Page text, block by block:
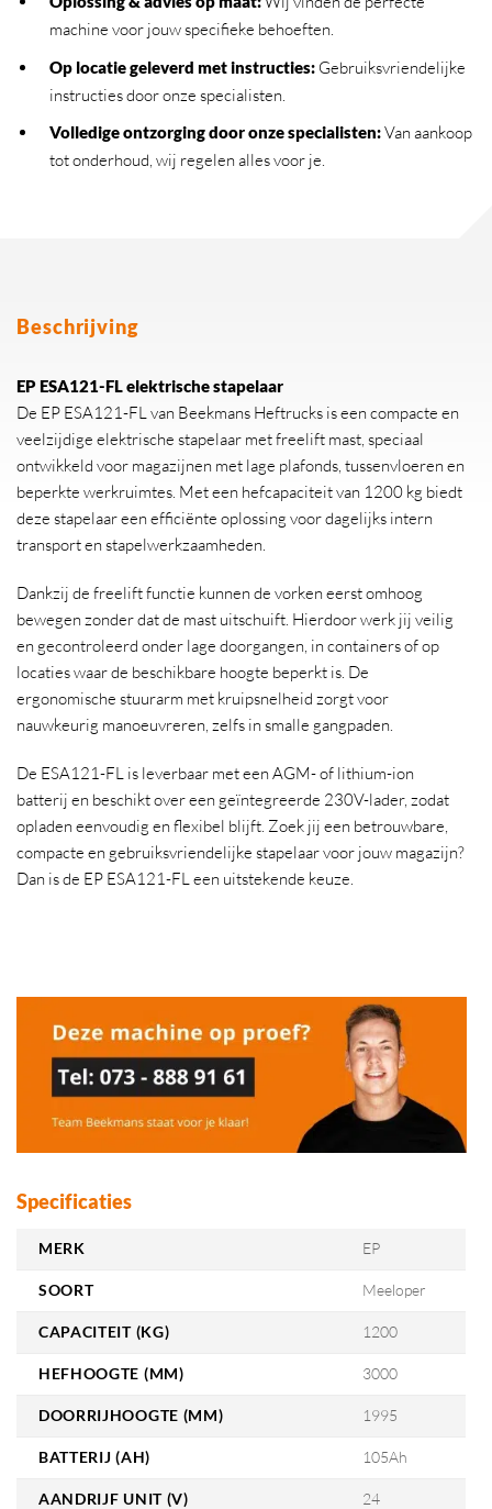
machine voor jouw specifieke behoeften.
Op locatie geleverd met instructies:Gebruiksvriendelijke
instructies door onze specialisten.
Volledige ontzorging door onze specialisten:Van aankoop
tot onderhoud, wij regelen alles voor je.
Beschrijving
EP ESA121-FL elektrische stapelaar
De EP ESA121-FL van Beekmans Heftrucks is een compacte en
veelzijdige elektrische stapelaar met freelift mast, speciaal
ontwikkeld voor magazijnen met lage plafonds, tussenvloeren en
beperkte werkruimtes. Met een hefcapaciteit van 1200 kg biedt
deze stapelaar een efficiënte oplossing voor dagelijks intern
transport en stapelwerkzaamheden.
Dankzij de freelift functie kunnen de vorken eerst omhoog
bewegen zonder dat de mast uitschuift. Hierdoor werk jij veilig
en gecontroleerd onder lage doorgangen, in containers of op
locaties waar de beschikbare hoogte beperkt is. De
ergonomische stuurarm met kruipsnelheid zorgt voor
nauwkeurig manoeuvreren, zelfs in smalle gangpaden.
De ESA121-FL is leverbaar met een AGM- of lithium-ion
batterij en beschikt over een geïntegreerde 230V-lader, zodat
opladen eenvoudig en flexibel blijft. Zoek jij een betrouwbare,
compacte en gebruiksvriendelijke stapelaar voor jouw magazijn?
Dan is de EP ESA121-FL een uitstekende keuze.
Specificaties
MERK EP
SOORT Meeloper
CAPACITEIT (KG) 1200
HEFHOOGTE (MM) 3000
DOORRIJHOOGTE (MM) 1995
BATTERIJ (AH) 105Ah
AANDRIJF UNIT (V) 24